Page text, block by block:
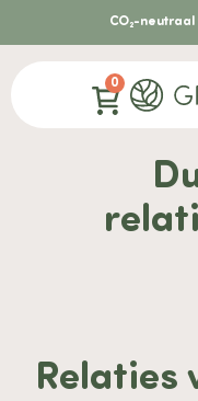
CO₂-neutraal
0
Relaties